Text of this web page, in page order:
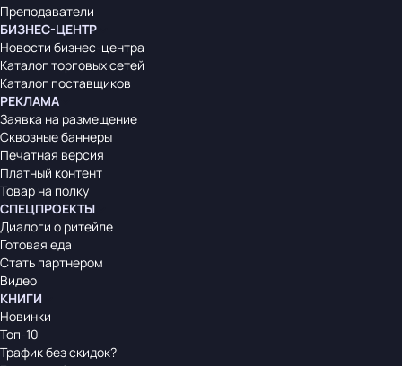
Преподаватели
БИЗНЕС-ЦЕНТР
Новости бизнес-центра
Каталог торговых сетей
Каталог поставщиков
РЕКЛАМА
Заявка на размещение
Сквозные баннеры
Печатная версия
Платный контент
Товар на полку
СПЕЦПРОЕКТЫ
Диалоги о ритейле
Готовая еда
Стать партнером
Видео
КНИГИ
Новинки
Топ-10
Трафик без скидок?